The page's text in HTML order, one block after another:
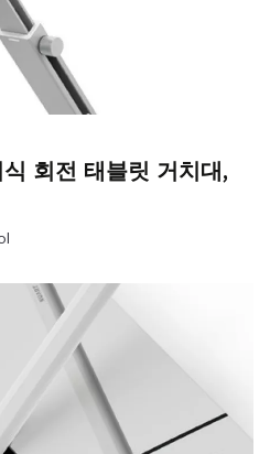
회전 태블릿 거치대,